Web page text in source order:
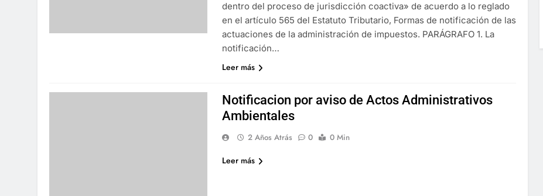
dentro del proceso de jurisdicción coactiva» de acuerdo a lo reglado
en el artículo 565 del Estatuto Tributario, Formas de notificación de las
actuaciones de la administración de impuestos. PARÁGRAFO 1. La
notificación…
Leer más
Notificacion por aviso de Actos Administrativos
Ambientales
2 Años Atrás 0 0 Min
Leer más